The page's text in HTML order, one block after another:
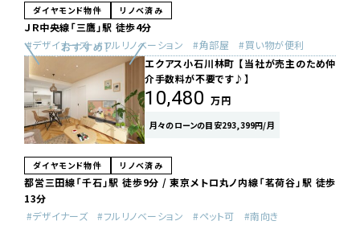
ダイヤモンド物件 リノベ済み
ＪＲ中央線「三鷹」駅 徒歩4分
デザイナーズ
フルリノベーション 角部屋
買い物が便利
エクアス小石川林町 【当社が売主のため仲
介手数料が不要です♪】
10,480 万円
月々のローンの目安293,399円/月
ダイヤモンド物件 リノベ済み
都営三田線「千石」駅 徒歩9分 / 東京メトロ丸ノ内線「茗荷谷」駅 徒歩
13分
デザイナーズ
フルリノベーション ペット可
南向き